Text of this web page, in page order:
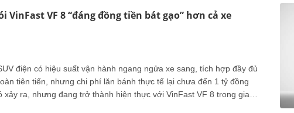
VinFast VF 8 “đáng đồng tiền bát gạo” hơn cả xe
điện có hiệu suất vận hành ngang ngửa xe sang, tích hợp đầy đủ
tiên tiến, nhưng chi phí lăn bánh thực tế lại chưa đến 1 tỷ đồng
xảy ra, nhưng đang trở thành hiện thực với VinFast VF 8 trong giai